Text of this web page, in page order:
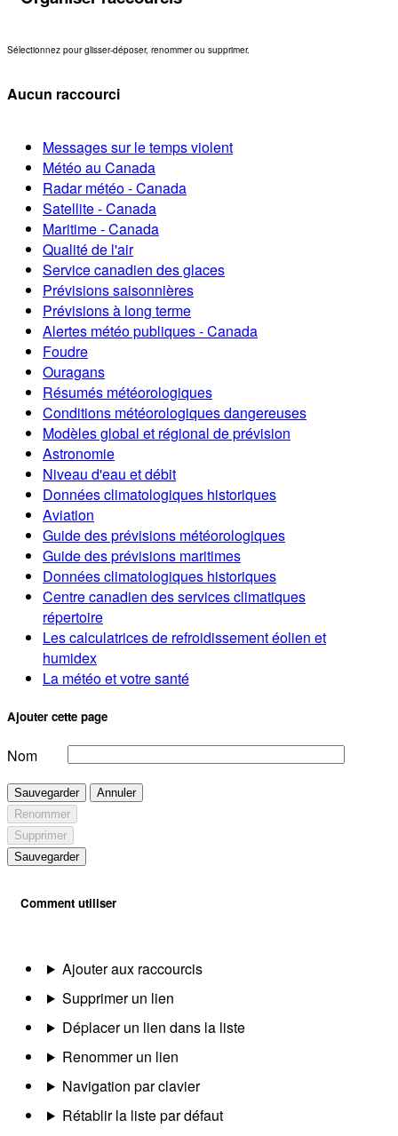
Sélectionnez pour glisser-déposer, renommer ou supprimer.
Aucun raccourci
Messages sur le temps violent
Météo au Canada
Radar météo - Canada
Satellite - Canada
Maritime - Canada
Qualité de l'air
Service canadien des glaces
Prévisions saisonnières
Prévisions à long terme
Alertes météo publiques - Canada
Foudre
Ouragans
Résumés météorologiques
Conditions météorologiques dangereuses
Modèles global et régional de prévision
Astronomie
Niveau d'eau et débit
Données climatologiques historiques
Aviation
Guide des prévisions météorologiques
Guide des prévisions maritimes
Données climatologiques historiques
Centre canadien des services climatiques
répertoire
Les calculatrices de refroidissement éolien et
humidex
La météo et votre santé
Ajouter cette page
Nom
Sauvegarder
Annuler
Renommer
Supprimer
Sauvegarder
Comment utiliser
Ajouter aux raccourcis
Supprimer un lien
Déplacer un lien dans la liste
Renommer un lien
Navigation par clavier
Rétablir la liste par défaut